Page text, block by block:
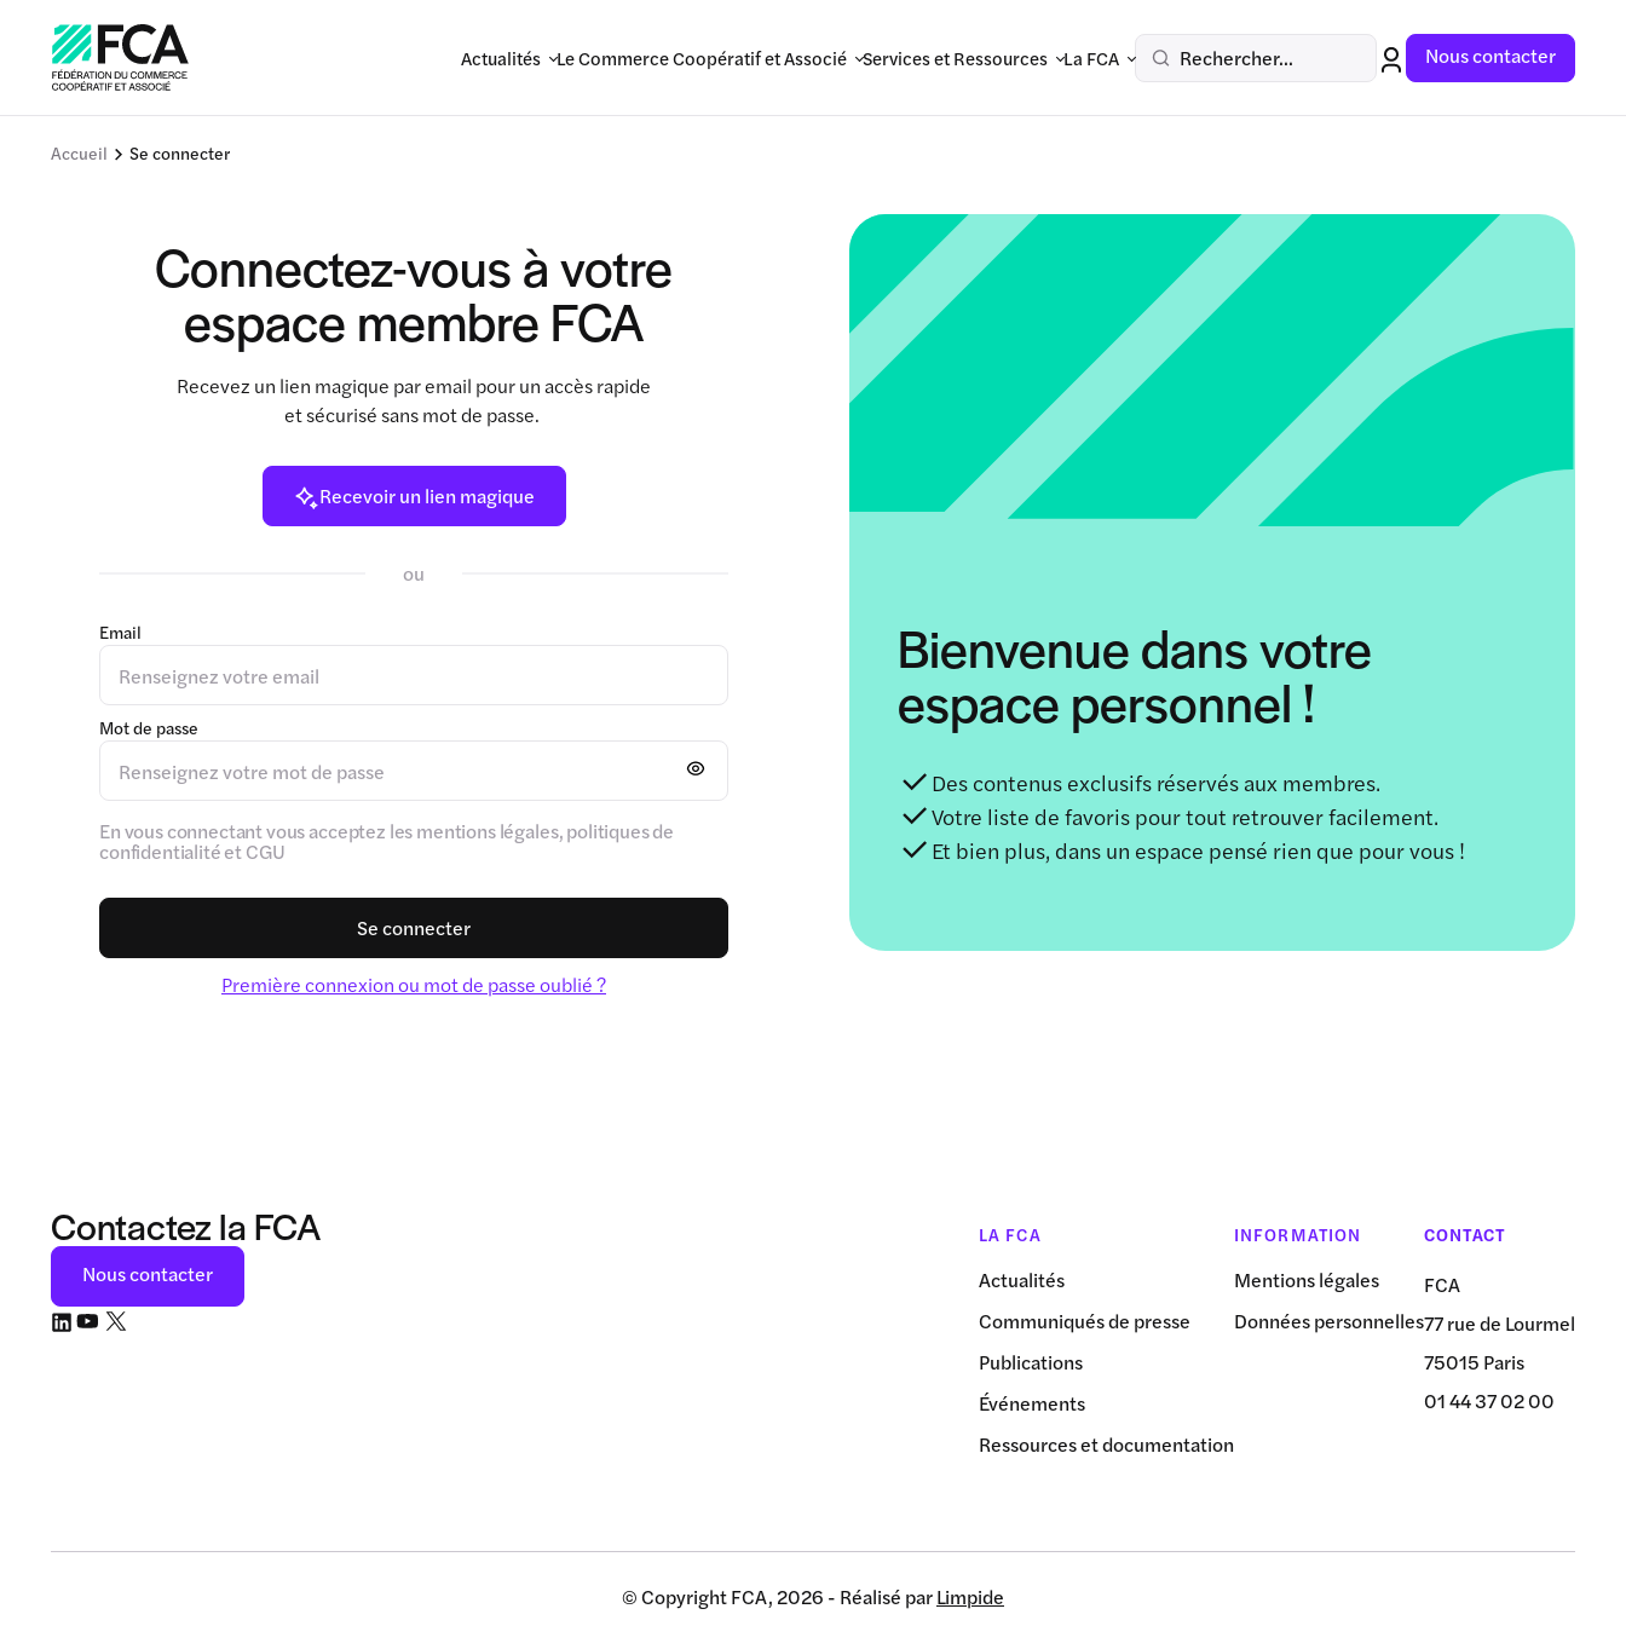
Actualités Le Commerce Coopératif et Associé Services et Ressources La FCA Rechercher... Nous contacter
Accueil Se connecter
Connectez-vous à votre
espace membre FCA
Recevez un lien magique par email pour un accès rapide
et sécurisé sans mot de passe.
Recevoir un lien magique
ou
Email
Mot de passe
En vous connectant vous acceptez les mentions légales, politiques de
confidentialité et CGU
Se connecter
Première connexion ou mot de passe oublié ?
Bienvenue dans votre
espace personnel !
Des contenus exclusifs réservés aux membres.
Votre liste de favoris pour tout retrouver facilement.
Et bien plus, dans un espace pensé rien que pour vous !
Contactez la FCA
Nous contacter
LA FCA
Actualités
Communiqués de presse
Publications
Événements
Ressources et documentation
INFORMATION
Mentions légales
Données personnelles
CONTACT
FCA
77 rue de Lourmel
75015 Paris
01 44 37 02 00
© Copyright FCA, 2026 - Réalisé parLimpide